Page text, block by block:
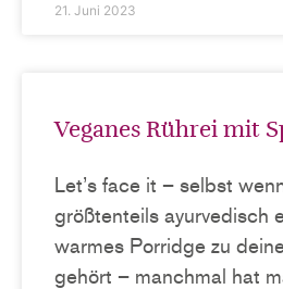
21. Juni 2023
Veganes Rührei mit
Let’s face it – selbst
größtenteils ayurvedisch
warmes Porridge zu
gehört – manchmal hat